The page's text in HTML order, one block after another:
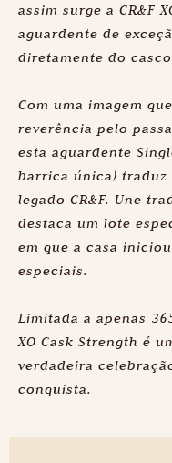
assim surge a CR&F
aguardente de
diretamente do
Com uma imagem
reverência pelo
esta aguardente
barrica única) traduz
legado CR&F. Une
destaca um lote
em que a casa
especiais.
Limitada a apenas
XO Cask Strength é
verdadeira
conquista.